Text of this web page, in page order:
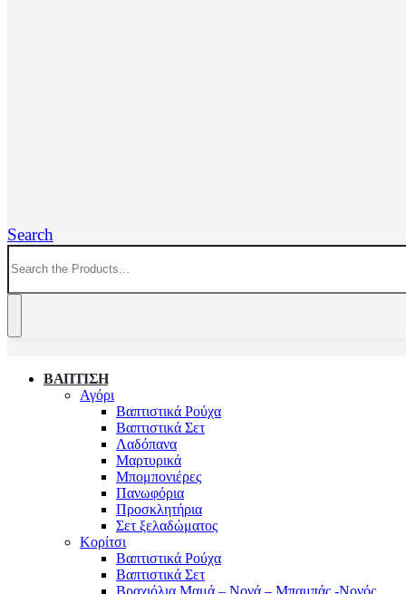
Search
ΒΑΠΤΙΣΗ
Αγόρι
Βαπτιστικά Ρούχα
Βαπτιστικά Σετ
Λαδόπανα
Μαρτυρικά
Μπομπονιέρες
Πανωφόρια
Προσκλητήρια
Σετ ξελαδώματος
Κορίτσι
Βαπτιστικά Ρούχα
Βαπτιστικά Σετ
Βραχιόλια Μαμά – Νονά – Μπαμπάς -Νονός